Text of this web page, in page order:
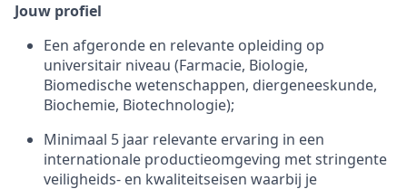
Jouw profiel
Een afgeronde en relevante opleiding op
universitair niveau (Farmacie, Biologie,
Biomedische wetenschappen, diergeneeskunde,
Biochemie, Biotechnologie);
Minimaal 5 jaar relevante ervaring in een
internationale productieomgeving met stringente
veiligheids- en kwaliteitseisen waarbij je